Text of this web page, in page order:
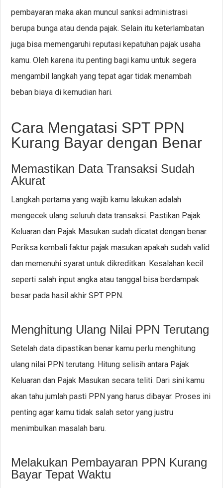
pembayaran maka akan muncul sanksi administrasi
berupa bunga atau denda pajak. Selain itu keterlambatan
juga bisa memengaruhi reputasi kepatuhan pajak usaha
kamu. Oleh karena itu penting bagi kamu untuk segera
mengambil langkah yang tepat agar tidak menambah
beban biaya di kemudian hari.
Cara Mengatasi SPT PPN
Kurang Bayar dengan Benar
Memastikan Data Transaksi Sudah
Akurat
Langkah pertama yang wajib kamu lakukan adalah
mengecek ulang seluruh data transaksi. Pastikan Pajak
Keluaran dan Pajak Masukan sudah dicatat dengan benar.
Periksa kembali faktur pajak masukan apakah sudah valid
dan memenuhi syarat untuk dikreditkan. Kesalahan kecil
seperti salah input angka atau tanggal bisa berdampak
besar pada hasil akhir SPT PPN.
Menghitung Ulang Nilai PPN Terutang
Setelah data dipastikan benar kamu perlu menghitung
ulang nilai PPN terutang. Hitung selisih antara Pajak
Keluaran dan Pajak Masukan secara teliti. Dari sini kamu
akan tahu jumlah pasti PPN yang harus dibayar. Proses ini
penting agar kamu tidak salah setor yang justru
menimbulkan masalah baru.
Melakukan Pembayaran PPN Kurang
Bayar Tepat Waktu